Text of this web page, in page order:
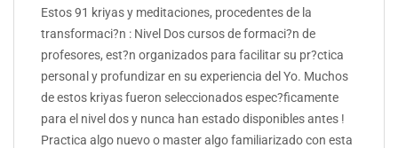
Estos 91 kriyas y meditaciones, procedentes de la
transformaci?n : Nivel Dos cursos de formaci?n de
profesores, est?n organizados para facilitar su pr?ctica
personal y profundizar en su experiencia del Yo. Muchos
de estos kriyas fueron seleccionados espec?ficamente
para el nivel dos y nunca han estado disponibles antes !
Practica algo nuevo o master algo familiarizado con esta